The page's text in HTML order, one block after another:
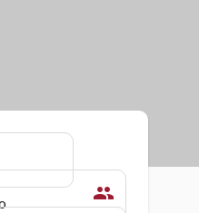
people